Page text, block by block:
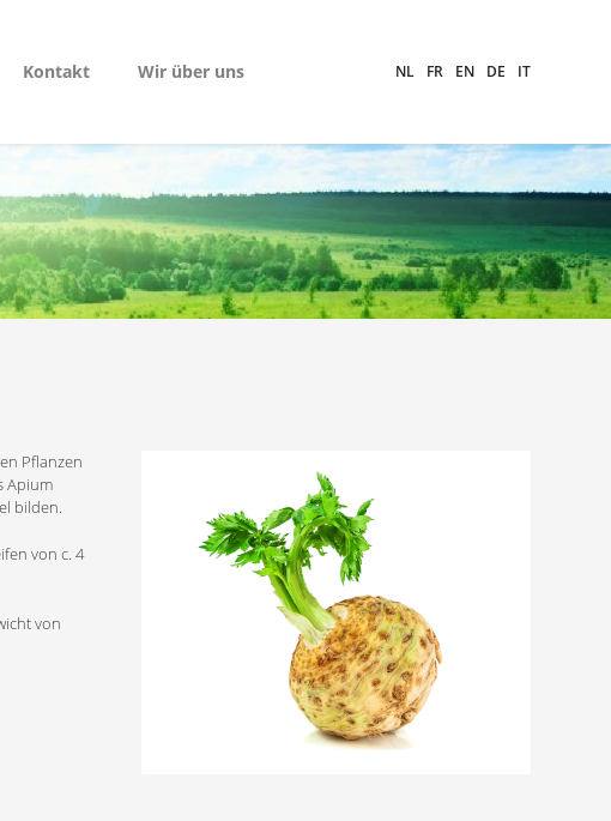
Kontakt Wir über uns NL FR EN DE IT
Pflanzen
Apium
bilden.
von c. 4
von